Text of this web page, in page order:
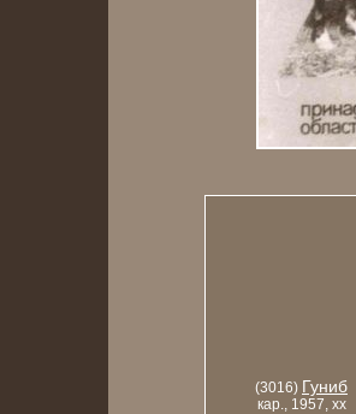
(3016) Гуниб
кар., 1957, xx